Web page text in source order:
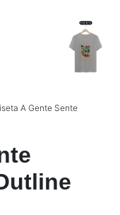
A Gente Sente